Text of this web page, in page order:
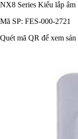
NX8 Series Kiểu lắp âm
Mã SP: FES-000-2721
Quét mã QR để xem